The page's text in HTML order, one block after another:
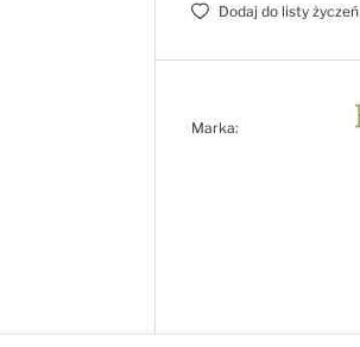
Dodaj do listy życzeń
Marka: